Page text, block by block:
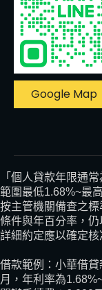
Google Map
「個人貸款年限通
範圍最低1.68%~最
按主管機關備查之
條件與年百分率，
詳細約定應以確定核
借款範例：小華借
月，年利率為